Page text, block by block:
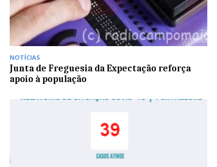
NOTÍCIAS
Junta de Freguesia da Expectação reforça
apoio à população